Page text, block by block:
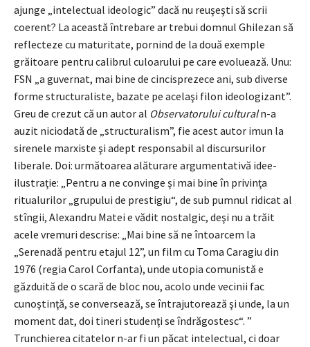
ajunge „intelectual ideologic” dacă nu reuşeşti să scrii
coerent? La această întrebare ar trebui domnul Ghilezan să
reflecteze cu maturitate, pornind de la două exemple
grăitoare pentru calibrul culoarului pe care evoluează. Unu:
FSN „a guvernat, mai bine de cincisprezece ani, sub diverse
forme structuraliste, bazate pe acelaşi filon ideologizant”.
Greu de crezut că un autor al Observatorului culturaln-a
auzit niciodată de „structuralism”, fie acest autor imun la
sirenele marxiste şi adept responsabil al discursurilor
liberale. Doi: următoarea alăturare argumentativă idee-
ilustraţie: „Pentru a ne convinge şi mai bine în privinţa
ritualurilor „grupului de prestigiu“, de sub pumnul ridicat al
stîngii, Alexandru Matei e vădit nostalgic, deşi nu a trăit
acele vremuri descrise: „Mai bine să ne întoarcem la
„Serenadă pentru etajul 12”, un film cu Toma Caragiu din
1976 (regia Carol Corfanta), unde utopia comunistă e
găzduită de o scară de bloc nou, acolo unde vecinii fac
cunoştinţă, se conversează, se întrajutorează şi unde, la un
moment dat, doi tineri studenţi se îndrăgostesc“. ”
Trunchierea citatelor n-ar fi un păcat intelectual, ci doar